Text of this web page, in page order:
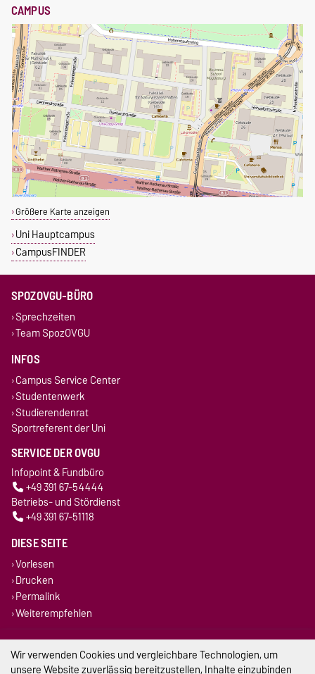
CAMPUS
Größere Karte anzeigen
Uni Hauptcampus
CampusFINDER
SPOZOVGU-BÜRO
Sprechzeiten
Team SpozOVGU
INFOS
Campus Service Center
Studentenwerk
Studierendenrat
Sportreferent der Uni
SERVICE DER OVGU
Infopoint & Fundbüro
+49 391 67-54444
Betriebs- und Stördienst
+49 391 67-51118
DIESE SEITE
Vorlesen
Drucken
Permalink
Weiterempfehlen
Impressum
Wir verwenden Cookies und vergleichbare Technologien, um
unsere Website zuverlässig bereitzustellen, Inhalte einzubinden